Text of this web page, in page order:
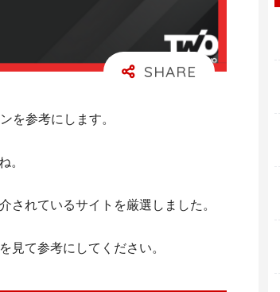
を参考にします。
。
されているサイトを厳選しました。
見て参考にしてください。